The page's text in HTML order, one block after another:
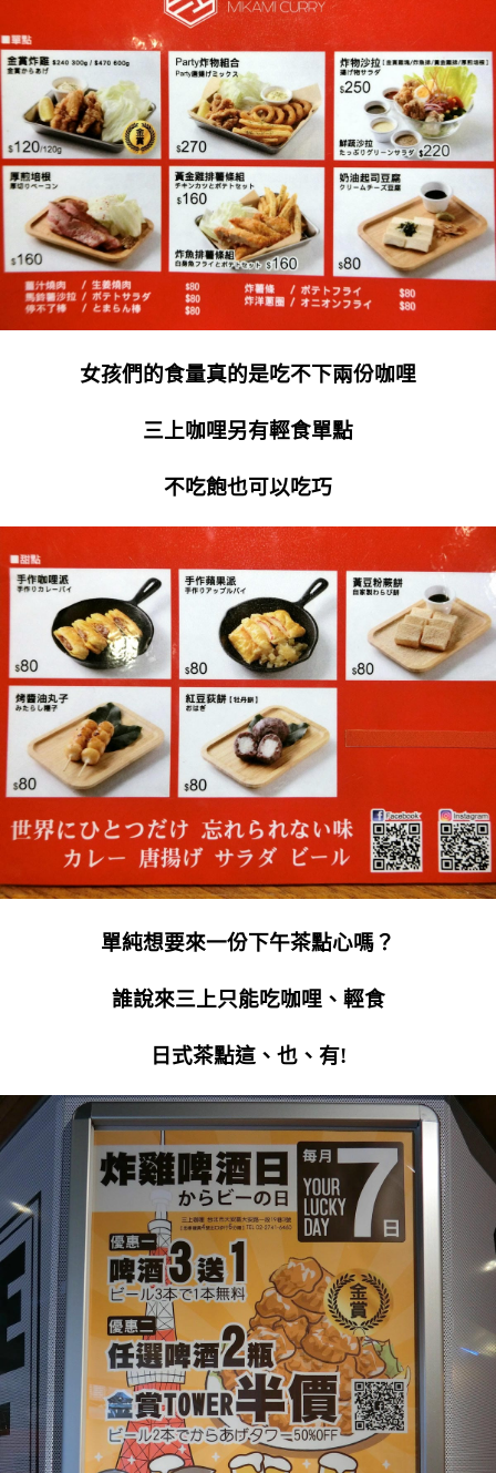
女孩們的食量真的是吃不下兩份咖哩
三上咖哩另有輕食單點
不吃飽也可以吃巧
單純想要來一份下午茶點心嗎？
誰說來三上只能吃咖哩、輕食
日式茶點這、也、有!